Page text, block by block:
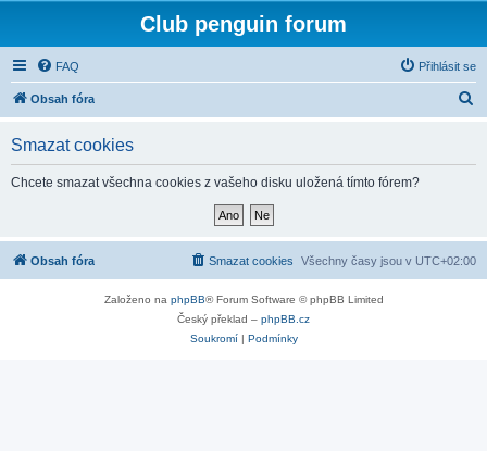
Club penguin forum
FAQ Přihlásit se
Obsah fóra
Smazat cookies
Chcete smazat všechna cookies z vašeho disku uložená tímto fórem?
Obsah fóra Všechny časy jsou v UTC+02:00
Smazat cookies
Založeno na phpBB® Forum Software © phpBB Limited
Český překlad – phpBB.cz
Soukromí| Podmínky